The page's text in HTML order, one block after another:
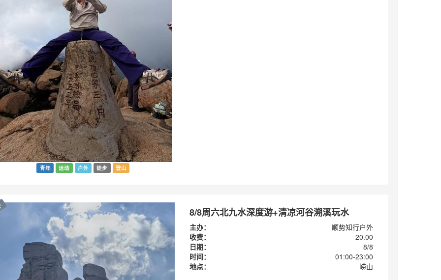
青年 运动 户外 徒步 登山
8/8周六北九水深度游+清凉河谷溯溪玩水
主办：
顺势知行户外
收费：
20.00
日期：
8/8
时间：
01:00-23:00
地点：
崂山